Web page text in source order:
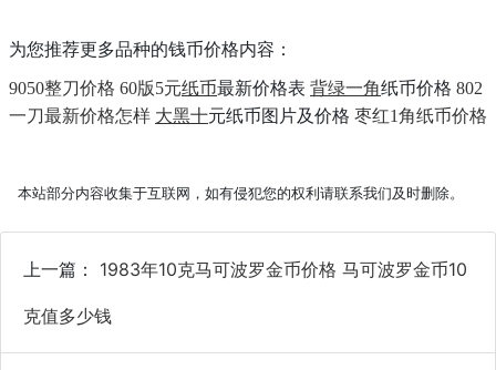
为您推荐更多品种的钱币价格内容：
9050整刀价格 60版5元纸币最新价格表 背绿一角纸币价格 802
一刀最新价格怎样 大黑十元纸币图片及价格 枣红1角纸币价格
本站部分内容收集于互联网，如有侵犯您的权利请联系我们及时删除。
上一篇： 1983年10克马可波罗金币价格 马可波罗金币10
克值多少钱